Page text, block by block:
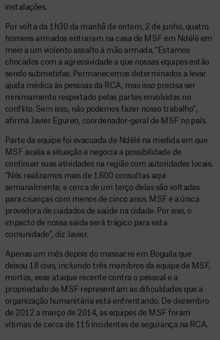
instalações.
Por volta da 1h30 da manhã de ontem, 2 de junho, quatro
homens armados entraram na casa de MSF em Ndélé em
meio a um violento assalto à mão armada. “Estamos
chocados com a agressividade a que nossas equipes estão
sendo submetidas. Permanecemos determinados a levar
ajuda médica às pessoas da RCA, mas isso precisa ser
minimamente respeitado pelas partes envolvidas no
conflito. Sem isso, não podemos fazer nosso trabalho”,
afirma Javier Eguren, coordenador-geral de MSF no país.
Parte da equipe foi evacuada de Ndélé na medida em que
MSF avalia a situação e negocia a possibilidade de
continuar suas atividades na região com autoridades locais.
“Nós realizamos mais de 1.600 consultas aqui
semanalmente, e cerca de um terço delas são voltadas
para crianças com menos de cinco anos. MSF é a única
provedora de cuidados de saúde na cidade. Por isso, o
impacto de nossa saída será trágico para esta
comunidade”, diz Javier.
Apenas um mês depois do massacre em Boguila que
deixou 18 civis, incluindo três membros da equipe de MSF,
mortos, esse ataque recente contra o pessoal e a
propriedade de MSF representam as dificuldades que a
organização humanitária está enfrentando. De dezembro
de 2012 a março de 2014, as equipes de MSF foram
vítimas de cerca de 115 incidentes de segurança na RCA.